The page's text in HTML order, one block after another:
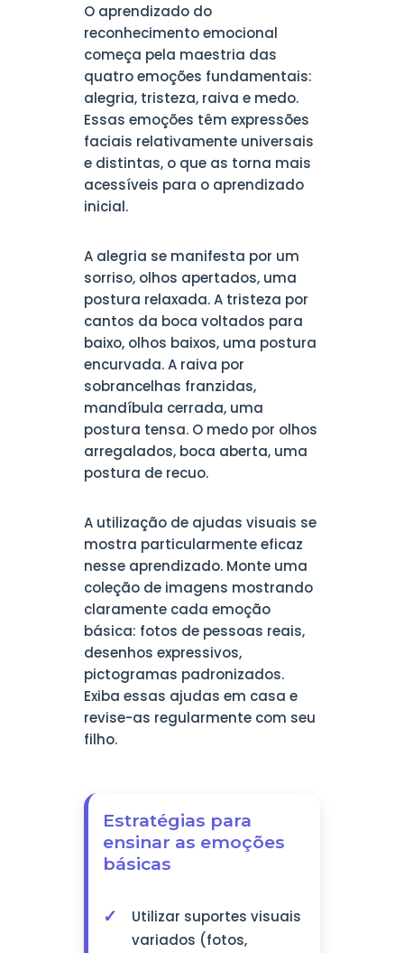
O aprendizado do
reconhecimento emocional
começa pela maestria das
quatro emoções fundamentais:
alegria, tristeza, raiva e medo.
Essas emoções têm expressões
faciais relativamente universais
e distintas, o que as torna mais
acessíveis para o aprendizado
inicial.
A alegria se manifesta por um
sorriso, olhos apertados, uma
postura relaxada. A tristeza por
cantos da boca voltados para
baixo, olhos baixos, uma postura
encurvada. A raiva por
sobrancelhas franzidas,
mandíbula cerrada, uma
postura tensa. O medo por olhos
arregalados, boca aberta, uma
postura de recuo.
A utilização de ajudas visuais se
mostra particularmente eficaz
nesse aprendizado. Monte uma
coleção de imagens mostrando
claramente cada emoção
básica: fotos de pessoas reais,
desenhos expressivos,
pictogramas padronizados.
Exiba essas ajudas em casa e
revise-as regularmente com seu
filho.
Estratégias para
ensinar as emoções
básicas
Utilizar suportes visuais
variados (fotos,